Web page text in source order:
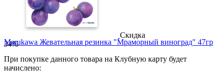
Скидка
34%
Marukawa Жевательная резинка "Мраморный виноград" 47гр
При покупке данного товара на Клубную карту будет
начислено: